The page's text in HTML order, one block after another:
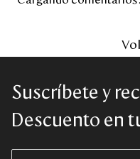
Suscríbete y
Descuento en